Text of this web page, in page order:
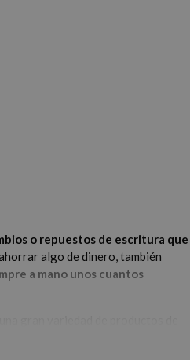
o repuestos de escritura que
algo de dinero, también
a mano unos cuantos